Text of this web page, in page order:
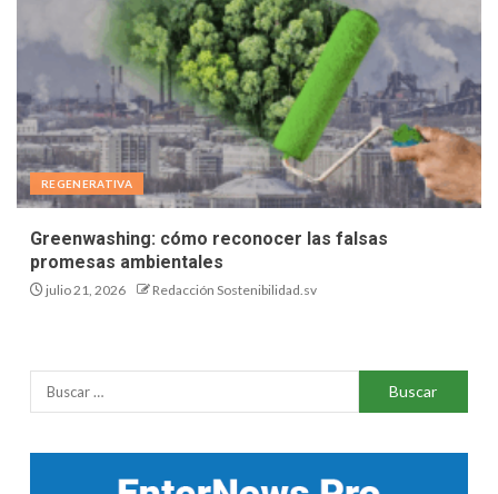
REGENERATIVA
Greenwashing: cómo reconocer las falsas
promesas ambientales
julio 21, 2026 Redacción Sostenibilidad.sv